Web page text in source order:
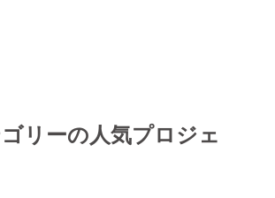
リーの人気プロジェ